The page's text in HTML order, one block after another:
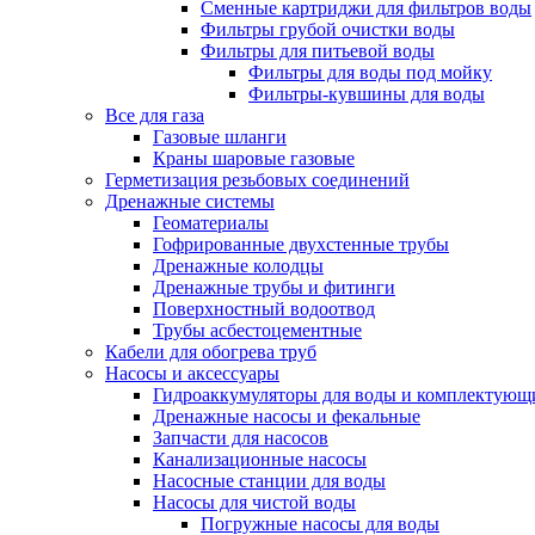
Сменные картриджи для фильтров воды
Фильтры грубой очистки воды
Фильтры для питьевой воды
Фильтры для воды под мойку
Фильтры-кувшины для воды
Все для газа
Газовые шланги
Краны шаровые газовые
Герметизация резьбовых соединений
Дренажные системы
Геоматериалы
Гофрированные двухстенные трубы
Дренажные колодцы
Дренажные трубы и фитинги
Поверхностный водоотвод
Трубы асбестоцементные
Кабели для обогрева труб
Насосы и аксессуары
Гидроаккумуляторы для воды и
Дренажные насосы и фекальные
Запчасти для насосов
Канализационные насосы
Насосные станции для воды
Насосы для чистой воды
Погружные насосы для воды